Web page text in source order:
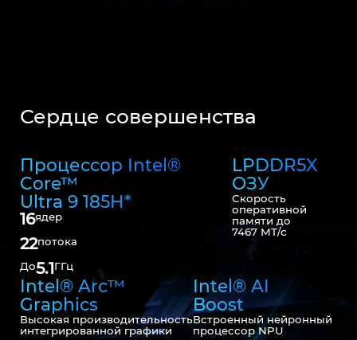
Сердце совершенства
Процессор Intel®
Core™
Ultra 9 185H*
16ядер
22потока
До5.1ГГц
LPDDR5X
ОЗУ
Скорость
оперативной
памяти до
7467 МТ/с
Intel® Arc™
Graphics
Высокая производительность
интегрированной графики
Intel® AI
Boost
Встроенный нейронный
процессор NPU